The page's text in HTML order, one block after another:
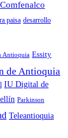
Comfenalco
paisa desarrollo
Antioquia Essity
de Antioquia
IU Digital de
Parkinson
Teleantioquia